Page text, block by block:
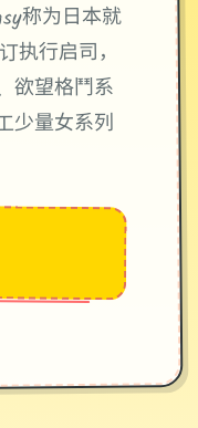
称为日本就
执行启司，
欲望格鬥系
少量女系列